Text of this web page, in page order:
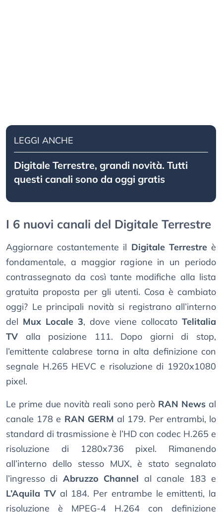
LEGGI ANCHE
Digitale Terrestre, grandi novità. Tutti
questi canali sono da oggi gratis
I 6 nuovi canali del Digitale Terrestre
Aggiornare costantemente il Digitale Terrestreè
fondamentale, a maggior ragione in un periodo
contrassegnato da così tante modifiche alla lista
gratuita proposta per gli utenti. Cosa è cambiato
oggi? Le principali novità si registrano all’interno
del Mux Locale 3, dove viene collocato Telitalia
TV alla posizione 111. Dopo giorni di stop,
l’emittente calabrese torna in alta definizione con
segnale H.265 HEVC e risoluzione di 1920x1080
pixel.
Le prime due novità reali sono però RAN News al
canale 178 e RAN GERM al 179. Per entrambi, lo
standard di trasmissione è l’HD con codec H.265 e
risoluzione di 1280x736 pixel. Rimanendo
all’interno dello stesso MUX, è stato segnalato
l’ingresso di Abruzzo Channel al canale 183 e
L’Aquila TVal 184. Per entrambe le emittenti, la
risoluzione è MPEG-4 H.264 con definizione